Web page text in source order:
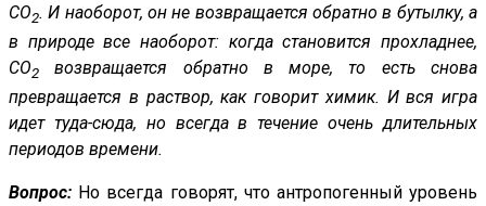
СО2. И наоборот, он не возвращается обратно в бутылку, а
в природе все наоборот: когда становится прохладнее,
CO2
возвращается обратно в море, то есть снова
превращается в раствор, как говорит химик. И вся игра
идет туда-сюда, но всегда в течение очень длительных
периодов времени.
Вопрос: Но всегда говорят, что антропогенный уровень